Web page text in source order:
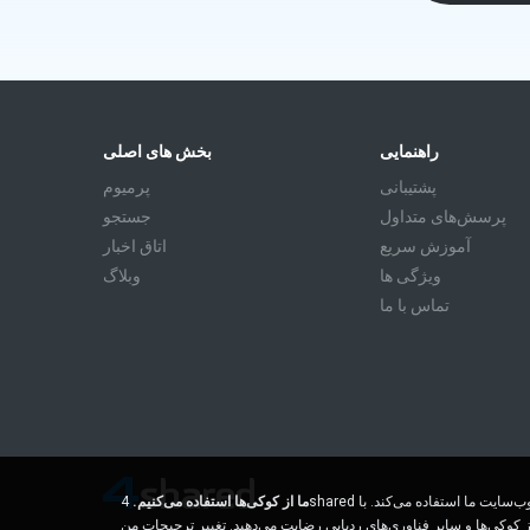
بخش های اصلی
پرمیوم
جستجو
اتاق اخبار
وبلاگ
راهنمایی
پشتیبانی
پرسش‌های متداول
آموزش سريع
ویژگی ها
تماس با ما
ما از کوکی‌ها استفاده می‌کنیم. 4shared از کوکی‌ها و سایر فناوری‌های ردیابی برای درک اینکه بازدیدکنندگان ما از کجا می‌آیند و بهبود تجربه مرور شما در وب‌سایت ما استفاده می‌کند. با
کوکی‌ها و سایر فناوری‌های ردیابی رضایت می‌دهید. تغییر ترجیحات من